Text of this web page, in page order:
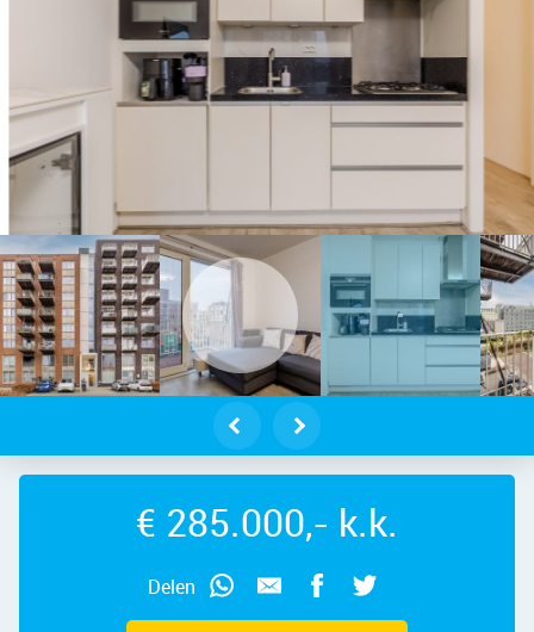
49 – Foto 2
Delen
€ 285.000,- k.k.